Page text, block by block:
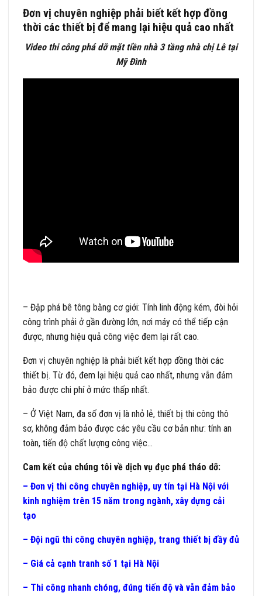
Đơn vị chuyên nghiệp phải biết kết hợp đồng
thời các thiết bị để mang lại hiệu quả cao nhất
Video thi công phá dỡ mặt tiền nhà 3 tầng nhà chị Lê tại
Mỹ Đình
– Đập phá bê tông bằng cơ giới: Tính linh động kém, đòi hỏi
công trình phải ở gần đường lớn, nơi máy có thể tiếp cận
được, nhưng hiệu quả công việc đem lại rất cao.
Đơn vị chuyên nghiệp là phải biết kết hợp đồng thời các
thiết bị. Từ đó, đem lại hiệu quả cao nhất, nhưng vẫn đảm
bảo được chi phí ở mức thấp nhất.
– Ở Việt Nam, đa số đơn vị là nhỏ lẻ, thiết bị thi công thô
sơ, không đảm bảo được các yêu cầu cơ bản như: tính an
toàn, tiến độ chất lượng công việc…
Cam kết của chúng tôi về dịch vụ đục phá tháo dỡ:
– Đơn vị thi công chuyên nghiệp, uy tín tại Hà Nội với
kinh nghiệm trên 15 năm trong ngành, xây dựng cải
tạo
– Đội ngũ thi công chuyên nghiệp, trang thiết bị đầy đủ
– Giá cả cạnh tranh số 1 tại Hà Nội
– Thi công nhanh chóng, đúng tiến độ và vẫn đảm bảo